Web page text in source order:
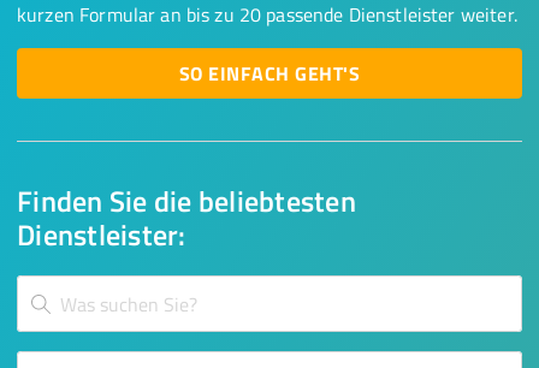
Finden Sie die beliebtesten
Dienstleister:
kurzen Formular an bis zu 20 passende Dienstleister weiter.
SO EINFACH GEHT'S